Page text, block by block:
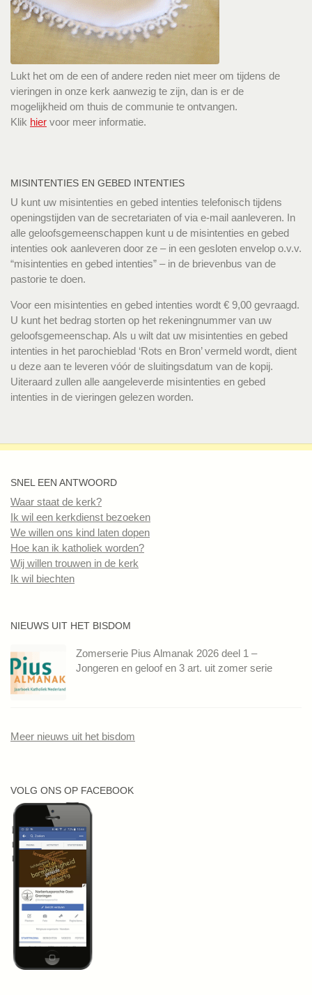
Lukt het om de een of andere reden niet meer om tijdens de
vieringen in onze kerk aanwezig te zijn, dan is er de
mogelijkheid om thuis de communie te ontvangen.
Klik hier voor meer informatie.
MISINTENTIES EN GEBED INTENTIES
U kunt uw misintenties en gebed intenties telefonisch tijdens
openingstijden van de secretariaten of via e-mail aanleveren. In
alle geloofsgemeenschappen kunt u de misintenties en gebed
intenties ook aanleveren door ze – in een gesloten envelop o.v.v.
“misintenties en gebed intenties” – in de brievenbus van de
pastorie te doen.
Voor een misintenties en gebed intenties wordt € 9,00 gevraagd.
U kunt het bedrag storten op het rekeningnummer van uw
geloofsgemeenschap. Als u wilt dat uw misintenties en gebed
intenties in het parochieblad ‘Rots en Bron’ vermeld wordt, dient
u deze aan te leveren vóór de sluitingsdatum van de kopij.
Uiteraard zullen alle aangeleverde misintenties en gebed
intenties in de vieringen gelezen worden.
SNEL EEN ANTWOORD
Waar staat de kerk?
Ik wil een kerkdienst bezoeken
We willen ons kind laten dopen
Hoe kan ik katholiek worden?
Wij willen trouwen in de kerk
Ik wil biechten
NIEUWS UIT HET BISDOM
Zomerserie Pius Almanak 2026 deel 1 –
Jongeren en geloof en 3 art. uit zomer serie
Meer nieuws uit het bisdom
VOLG ONS OP FACEBOOK